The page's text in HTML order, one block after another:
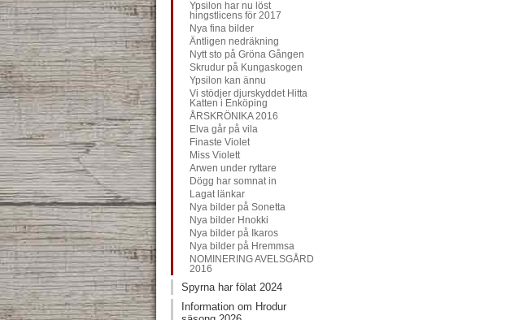
Ypsilon har nu löst
hingstlicens för 2017
Nya fina bilder
Äntligen nedräkning
Nytt sto på Gröna Gången
Skrudur på Kungaskogen
Ypsilon kan ännu
Vi stödjer djurskyddet Hitta
Katten i Enköping
ÅRSKRÖNIKA 2016
Elva går på vila
Finaste Violet
Miss Violett
Arwen under ryttare
Dögg har somnat in
Lagat länkar
Nya bilder på Sonetta
Nya bilder Hnokki
Nya bilder på Ikaros
Nya bilder på Hremmsa
NOMINERING AVELSGÅRD
2016
Spyrna har fölat 2024
Information om Hrodur